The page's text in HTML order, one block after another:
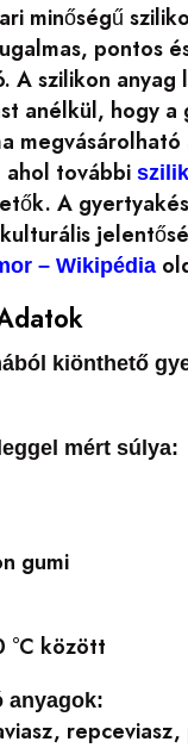
minőségű
pontos
A szilikon anyag
anélkül, hogy
megvásárolható
ahol további
A
– Wikipédia
kiönthető
mért súlya:
gumi
°C között
anyagok: